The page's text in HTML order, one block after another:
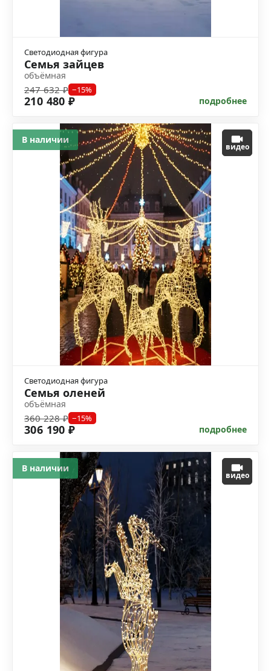
Светодиодная фигура
Семья зайцев
объёмная
247 632 ₽ −15%
210 480 ₽ подробнее
видео
Светодиодная фигура
Семья оленей
объёмная
360 228 ₽ −15%
306 190 ₽ подробнее
В наличии
видео
В наличии